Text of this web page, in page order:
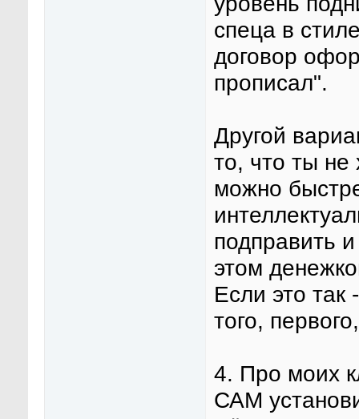
спеца в
договор
прописал".
Другой
то, что ты не
можно
подправить
этом
Если это так
того,
4. Про моих
САМ